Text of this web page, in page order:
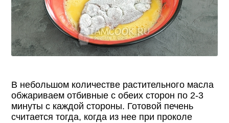
В небольшом количестве растительного масла
обжариваем отбивные с обеих сторон по 2-3
минуты с каждой стороны. Готовой печень
считается тогда, когда из нее при проколе